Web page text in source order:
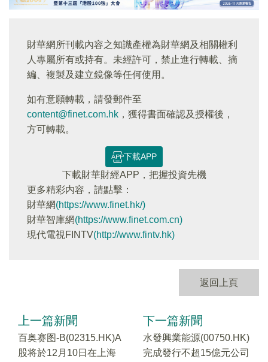
財華網所刊載內容之知識產權為財華網及相關權利
人專屬所有或持有。未經許可，禁止進行轉載、摘
編、複製及建立鏡像等任何使用。
如有意願轉載，請發郵件至
content@finet.com.hk ，獲得書面確認及授權後，
方可轉載。
下載APP
下載財華財經APP，把握投資先機
更多精彩内容，請點擊：
財華網(https://www.finet.hk/)
財華智庫網(https://www.finet.com.cn)
現代電視FINTV(http://www.fintv.hk)
返回上頁
上一篇新聞
百奥赛图-B(02315.HK)A
股将於12月10日在上海
下一篇新聞
水發興業能源(00750.HK)
完成發行不超15億元公司